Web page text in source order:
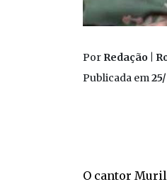
Por Redação |
Publicada em
O cantor